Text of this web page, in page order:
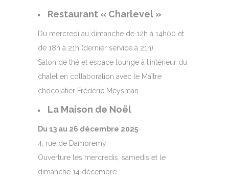
Restaurant « Charlevel »
Du mercredi au dimanche de 12h à 14h00 et
de 18h à 21h (dernier service à 21h)
Salon de thé et espace lounge à l’intérieur du
chalet en collaboration avec le Maître
chocolatier Frédéric Meysman
La Maison de Noël
Du 13 au 26 décembre 2025
4, rue de Dampremy
Ouverture les mercredis, samedis et le
dimanche 14 décembre